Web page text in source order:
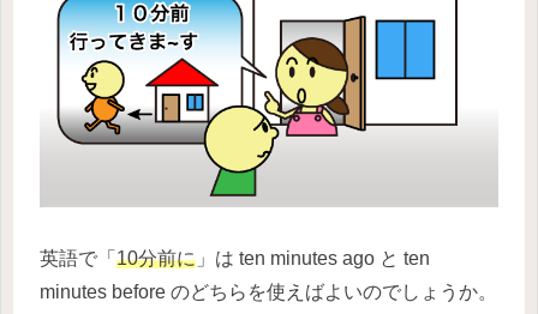
英語で「 10分前に 」は ten minutes ago と ten
minutes before のどちらを使えばよいのでしょうか。